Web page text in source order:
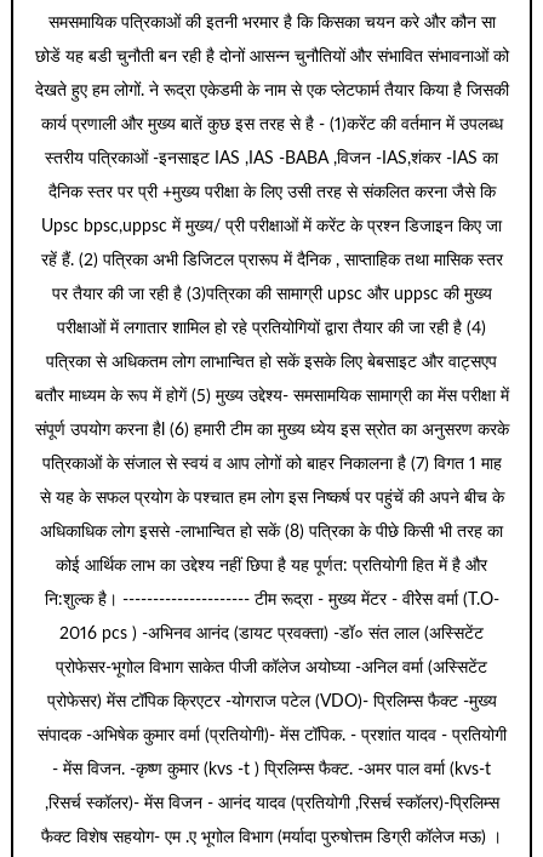
समसमायिक पत्रिकाओं की इतनी भरमार है कि किसका चयन करे और कौन सा
छोडें यह बडी चुनौती बन रही है दोनों आसन्न चुनौतियों और संभावित संभावनाओं को
देखते हुए हम लोगों. ने रूद्रा एकेडमी के नाम से एक प्लेटफार्म तैयार किया है जिसकी
कार्य प्रणाली और मुख्य बातें कुछ इस तरह से है - (1)करेंट की वर्तमान में उपलब्ध
स्तरीय पत्रिकाओं -इनसाइट IAS ,IAS -BABA ,विजन -IAS,शंकर -IAS का
दैनिक स्तर पर प्री +मुख्य परीक्षा के लिए उसी तरह से संकलित करना जैसे कि
Upsc bpsc,uppsc में मुख्य/ प्री परीक्षाओं में करेंट के प्रश्न डिजाइन किए जा
रहें हैं. (2) पत्रिका अभी डिजिटल प्रारूप में दैनिक , साप्ताहिक तथा मासिक स्तर
पर तैयार की जा रही है (3)पत्रिका की सामाग्री upsc और uppsc की मुख्य
परीक्षाओं में लगातार शामिल हो रहे प्रतियोगियों द्वारा तैयार की जा रही है (4)
पत्रिका से अधिकतम लोग लाभान्वित हो सकें इसके लिए बेबसाइट और वाट्सएप
बतौर माध्यम के रूप में होगें (5) मुख्य उद्देश्य- समसामयिक सामाग्री का मेंस परीक्षा में
संपूर्ण उपयोग करना हैl (6) हमारी टीम का मुख्य ध्येय इस स्रोत का अनुसरण करके
पत्रिकाओं के संजाल से स्वयं व आप लोगों को बाहर निकालना है (7) विगत 1 माह
से यह के सफल प्रयोग के पश्चात हम लोग इस निष्कर्ष पर पहुंचें की अपने बीच के
अधिकाधिक लोग इससे -लाभान्वित हो सकें (8) पत्रिका के पीछे किसी भी तरह का
कोई आर्थिक लाभ का उद्देश्य नहीं छिपा है यह पूर्णत: प्रतियोगी हित में है और
नि:शुल्क है। --------------------- टीम रूद्रा - मुख्य मेंटर - वीरेेस वर्मा (T.O-
2016 pcs ) -अभिनव आनंद (डायट प्रवक्ता) -डॉ० संत लाल (अस्सिटेंट
प्रोफेसर-भूगोल विभाग साकेत पीजी कॉलेज अयोघ्या -अनिल वर्मा (अस्सिटेंट
प्रोफेसर) मेंस टॉपिक क्रिएटर -योगराज पटेल (VDO)- प्रिलिम्स फैक्ट -मुख्य
संपादक -अभिषेक कुमार वर्मा (प्रतियोगी)- मेंस टॉपिक. - प्रशांत यादव - प्रतियोगी
- मेंस विजन. -कृष्ण कुमार (kvs -t ) प्रिलिम्स फैक्ट. -अमर पाल वर्मा (kvs-t
,रिसर्च स्कॉलर)- मेंस विजन - आनंद यादव (प्रतियोगी ,रिसर्च स्कॉलर)-प्रिलिम्स
फैक्ट विशेष सहयोग- एम .ए भूगोल विभाग (मर्यादा पुरुषोत्तम डिग्री कॉलेज मऊ) ।